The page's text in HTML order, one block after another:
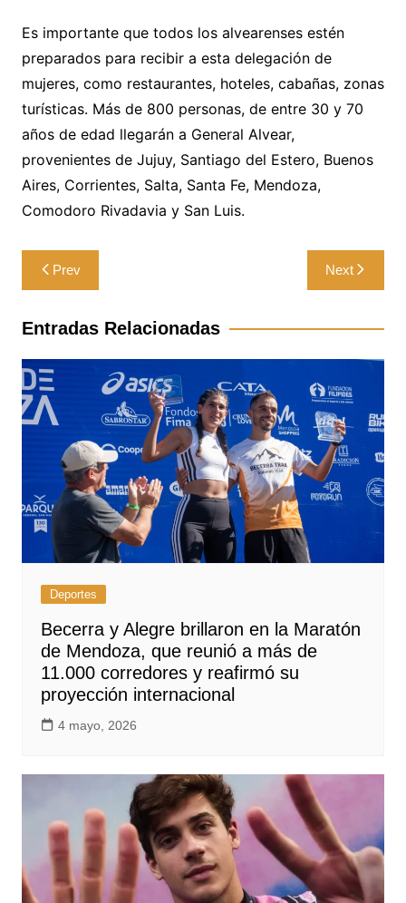
Es importante que todos los alvearenses estén
preparados para recibir a esta delegación de
mujeres, como restaurantes, hoteles, cabañas, zonas
turísticas. Más de 800 personas, de entre 30 y 70
años de edad llegarán a General Alvear,
provenientes de Jujuy, Santiago del Estero, Buenos
Aires, Corrientes, Salta, Santa Fe, Mendoza,
Comodoro Rivadavia y San Luis.
Navegación
de
entradas
Prev Next
Entradas Relacionadas
Deportes
Becerra y Alegre brillaron en la Maratón
de Mendoza, que reunió a más de
11.000 corredores y reafirmó su
proyección internacional
4 mayo, 2026